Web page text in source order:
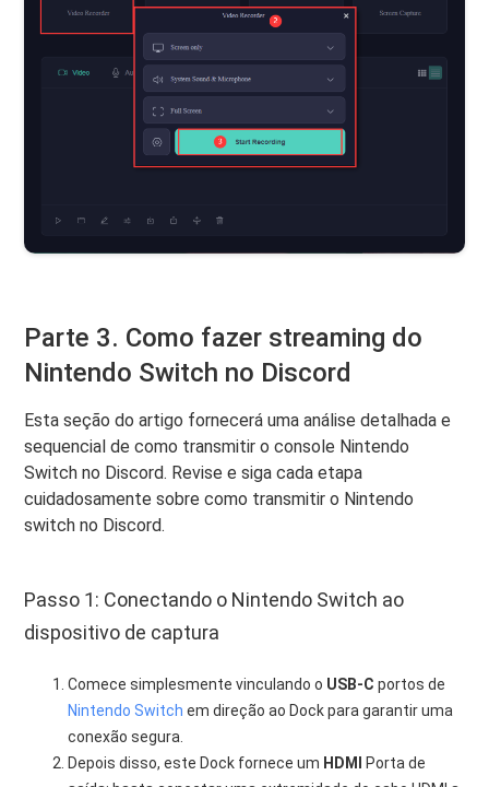
Parte 3. Como fazer streaming do
Nintendo Switch no Discord
Esta seção do artigo fornecerá uma análise detalhada e
sequencial de como transmitir o console Nintendo
Switch no Discord. Revise e siga cada etapa
cuidadosamente sobre como transmitir o Nintendo
switch no Discord.
Passo 1: Conectando o Nintendo Switch ao
dispositivo de captura
Comece simplesmente vinculando o USB-C portos de
Nintendo Switch em direção ao Dock para garantir uma
conexão segura.
Depois disso, este Dock fornece um HDMI
Porta de